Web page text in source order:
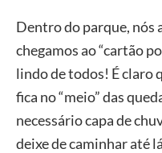
Dentro do parque, nós
chegamos ao “cartão
lindo de todos! É claro
fica no “meio” das
necessário capa de
deixe de caminhar até